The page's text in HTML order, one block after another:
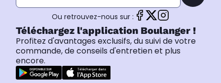
Ou retrouvez-nous sur :
Téléchargez l'application Boulanger !
Profitez d'avantages exclusifs, du suivi de votre
commande, de conseils d'entretien et plus
encore.